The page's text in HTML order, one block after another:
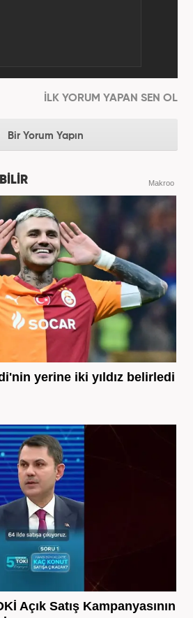
İLK YORUM YAPAN SEN OL
Bir Yorum Yapın
Makroo
yerine iki yıldız belirledi
Açık Satış Kampanyasının